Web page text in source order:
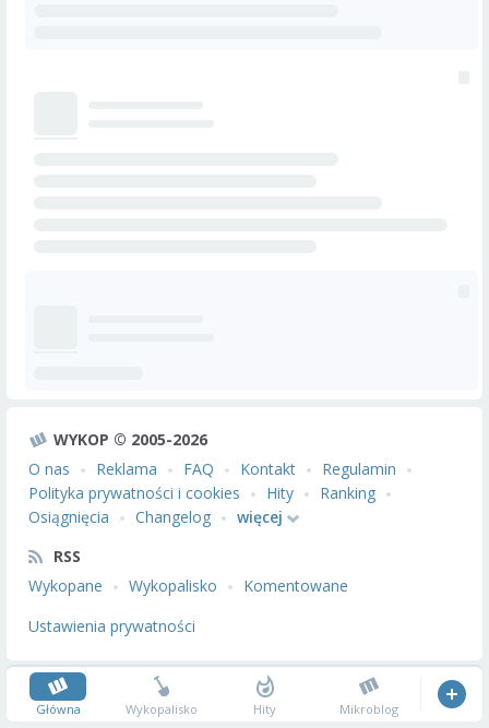
WYKOP © 2005-2026
O nas
Reklama FAQ Kontakt
Regulamin
Polityka prywatności i cookies
Hity
Ranking
Osiągnięcia
Changelog
więcej
RSS
Wykopane
Wykopalisko
Komentowane
Ustawienia prywatności
Główna Wykopalisko Hity Mikroblog